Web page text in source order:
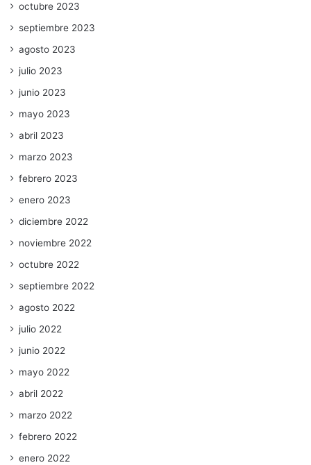
octubre 2023
septiembre 2023
agosto 2023
julio 2023
junio 2023
mayo 2023
abril 2023
marzo 2023
febrero 2023
enero 2023
diciembre 2022
noviembre 2022
octubre 2022
septiembre 2022
agosto 2022
julio 2022
junio 2022
mayo 2022
abril 2022
marzo 2022
febrero 2022
enero 2022